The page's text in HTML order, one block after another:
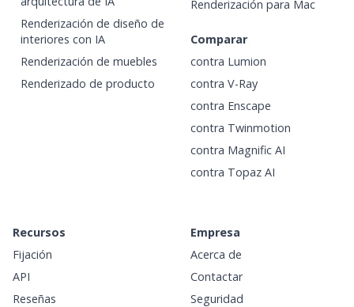
Renderización de diseño de
interiores con IA
Renderización de muebles
Renderizado de producto
Renderización para Mac
Comparar
contra Lumion
contra V-Ray
contra Enscape
contra Twinmotion
contra Magnific AI
contra Topaz AI
Recursos
Fijación
API
Reseñas
Empresa
Acerca de
Contactar
Seguridad